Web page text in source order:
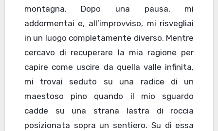
montagna. Dopo una pausa, mi
addormentai e, all’improvviso, mi risvegliai
in un luogo completamente diverso. Mentre
cercavo di recuperare la mia ragione per
capire come uscire da quella valle infinita,
mi trovai seduto su una radice di un
maestoso pino quando il mio sguardo
cadde su una strana lastra di roccia
posizionata sopra un sentiero. Su di essa